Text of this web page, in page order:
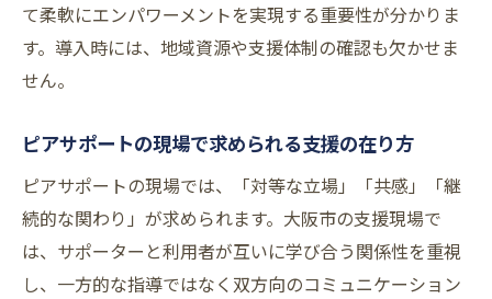
て柔軟にエンパワーメントを実現する重要性が分かりま
す。導入時には、地域資源や支援体制の確認も欠かせま
せん。
ピアサポートの現場で求められる支援の在り方
ピアサポートの現場では、「対等な立場」「共感」「継
続的な関わり」が求められます。大阪市の支援現場で
は、サポーターと利用者が互いに学び合う関係性を重視
し、一方的な指導ではなく双方向のコミュニケーション